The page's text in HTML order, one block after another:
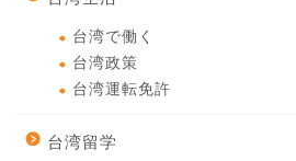
台湾で働く
台湾政策
台湾運転免許
台湾留学